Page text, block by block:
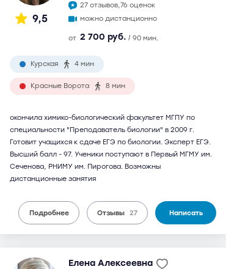
9,5
27 отзывов,76 оценок
можно дистанционно
от 2 700 руб. / 90 мин.
Курская 4 мин
Красные Ворота 8 мин
окончила химико-биологический факультет МГПУ по
специальности "Преподаватель биологии" в 2009 г.
Готовит учащихся к сдаче ЕГЭ по биологии. Эксперт ЕГЭ.
Высший балл - 97. Ученики поступают в Первый МГМУ им.
Сеченова, РНИМУ им. Пирогова. Возможны
дистанционные занятия
Подробнее Отзывы 27 Написать
Елена Алексеевна